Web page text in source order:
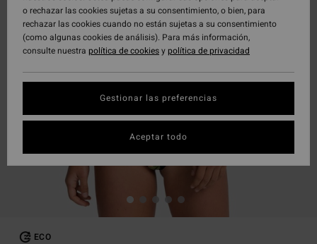
ECO
o rechazar las cookies sujetas a su consentimiento, o bien, para
rechazar las cookies cuando no están sujetas a su consentimiento
(como algunas cookies de análisis). Para más información,
consulte nuestra política de cookiesypolítica de privacidad
Gestionar las preferencias
Aceptar todo